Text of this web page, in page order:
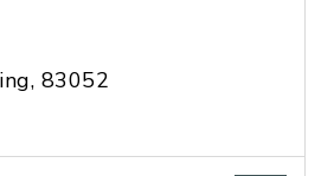
83052